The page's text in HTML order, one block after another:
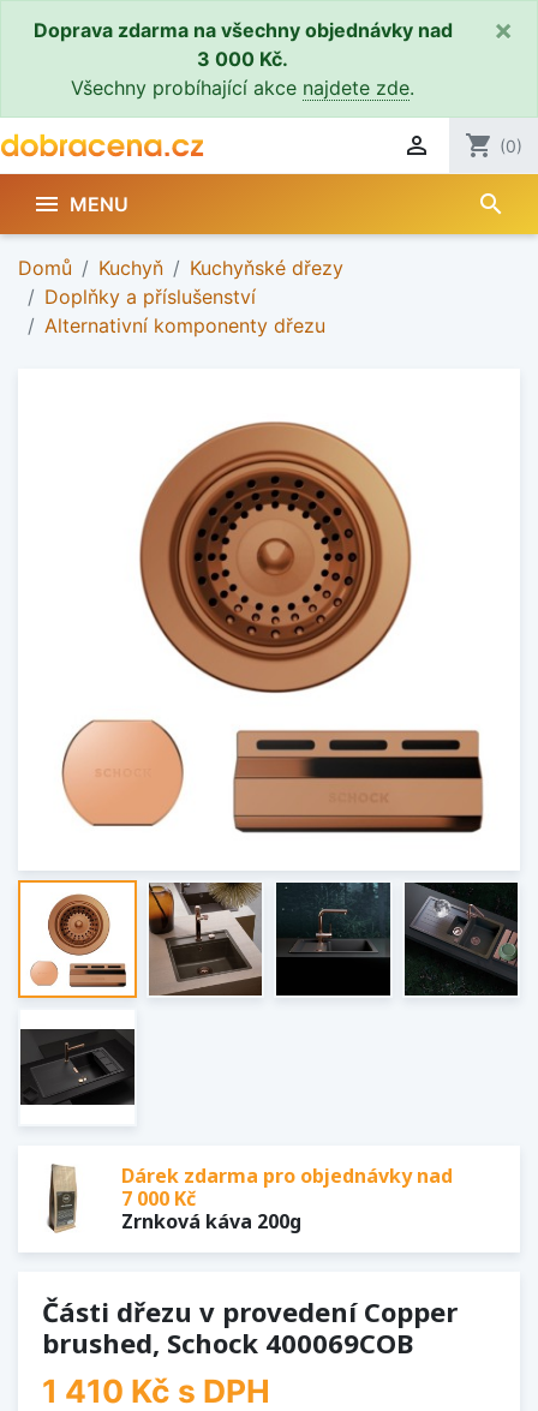
Doprava zdarma na všechny objednávky nad
3 000 Kč.
Všechny probíhající akce najdete zde.
×
 shopping_cart (0)
 MENU search
Domů Kuchyň
Kuchyňské dřezy
Doplňky a příslušenství
Alternativní komponenty dřezu
Dárek zdarma pro objednávky nad
7 000 Kč
Zrnková káva 200g
Části dřezu v provedení Copper
brushed, Schock 400069COB
1 410 Kč s DPH